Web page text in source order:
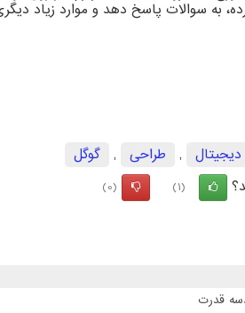
به سوالات پاسخ دهد و موارد زیاد دیگری را
دیجیتال , طراحی ,
گوگل
(1)
(0)
قدرت